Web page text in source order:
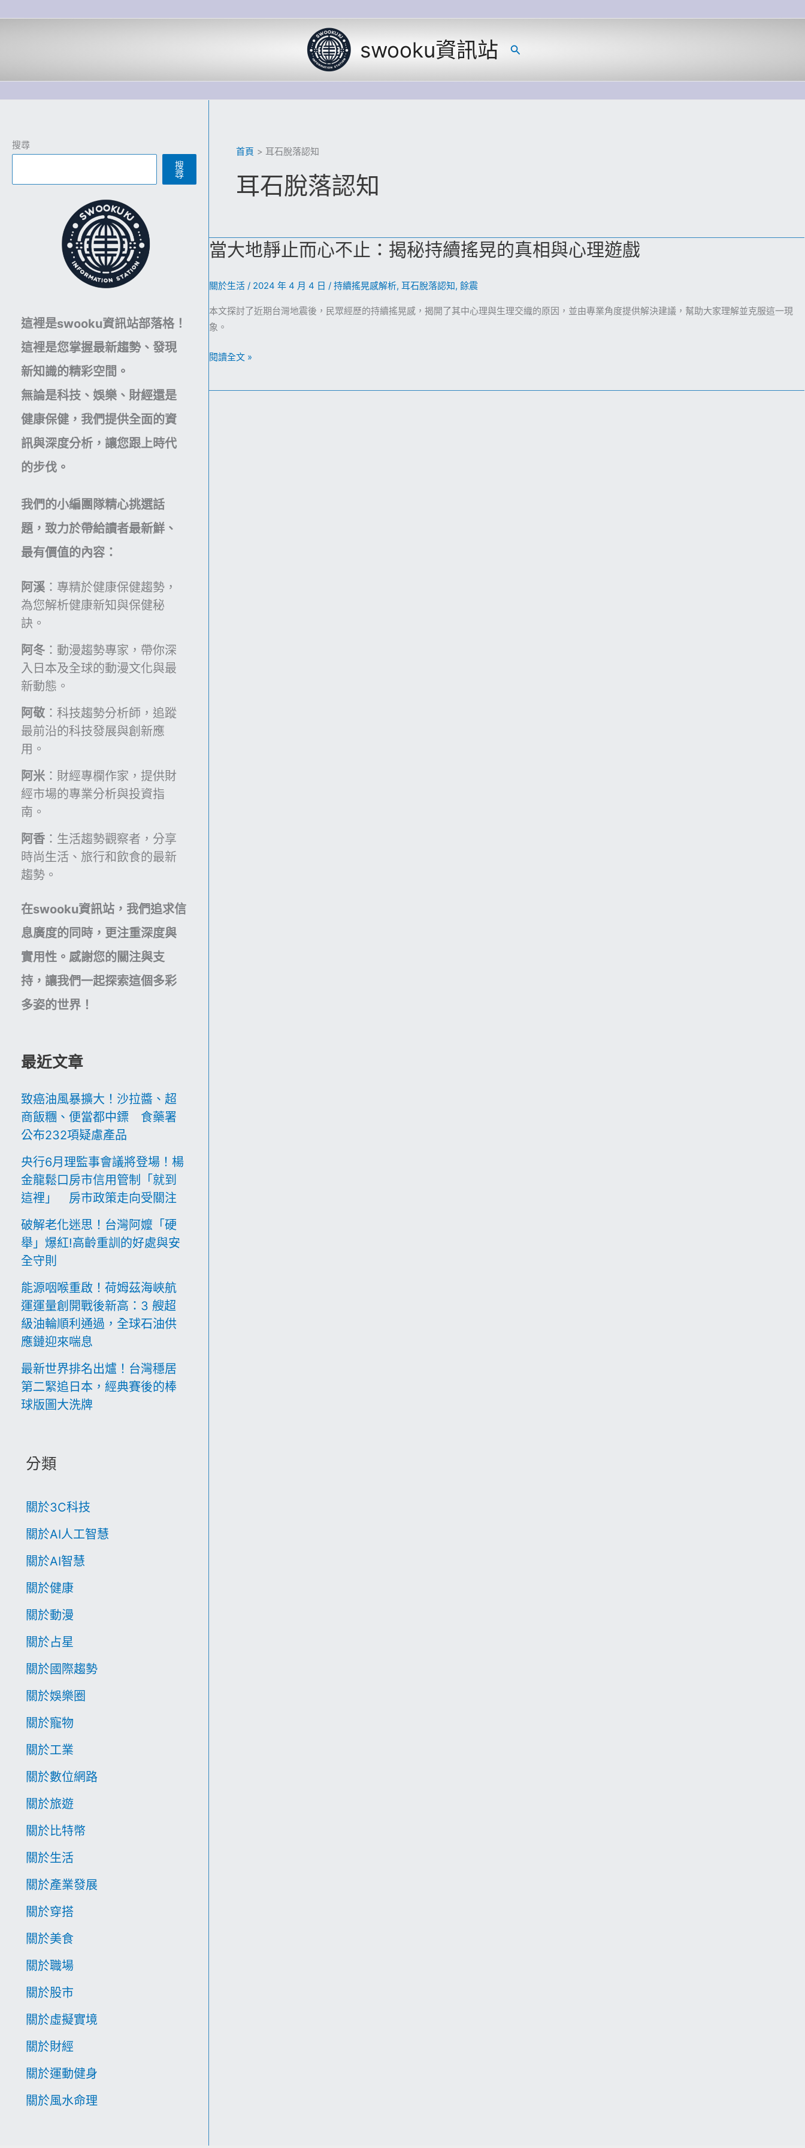
swooku資訊站
搜
搜尋
搜
尋
這裡是swooku資訊站部落格！
這裡是您掌握最新趨勢、發現
新知識的精彩空間。
無論是科技、娛樂、財經還是
健康保健，我們提供全面的資
訊與深度分析，讓您跟上時代
的步伐。
我們的小編團隊精心挑選話
題，致力於帶給讀者最新鮮、
最有價值的內容：
阿溪 ：專精於健康保健趨勢，
為您解析健康新知與保健秘
訣。
阿冬 ：動漫趨勢專家，帶你深
入日本及全球的動漫文化與最
新動態。
阿敬 ：科技趨勢分析師，追蹤
最前沿的科技發展與創新應
用。
阿米 ：財經專欄作家，提供財
經市場的專業分析與投資指
南。
阿香 ：生活趨勢觀察者，分享
時尚生活、旅行和飲食的最新
趨勢。
在swooku資訊站，我們追求信
息廣度的同時，更注重深度與
實用性。感謝您的關注與支
持，讓我們一起探索這個多彩
多姿的世界！
最近文章
致癌油風暴擴大！沙拉醬、超
商飯糰、便當都中鏢 食藥署
公布232項疑慮產品
央行6月理監事會議將登場！楊
金龍鬆口房市信用管制「就到
這裡」 房市政策走向受關注
破解老化迷思！台灣阿嬤「硬
舉」爆紅!高齡重訓的好處與安
全守則
能源咽喉重啟！荷姆茲海峽航
運運量創開戰後新高：3 艘超
級油輪順利通過，全球石油供
應鏈迎來喘息
最新世界排名出爐！台灣穩居
第二緊追日本，經典賽後的棒
球版圖大洗牌
分類
關於3C科技
關於AI人工智慧
關於AI智慧
關於健康
關於動漫
關於占星
關於國際趨勢
關於娛樂圈
關於寵物
關於工業
關於數位網路
關於旅遊
關於比特幣
關於生活
關於產業發展
關於穿搭
關於美食
關於職場
關於股市
關於虛擬實境
關於財經
關於運動健身
關於風水命理
首頁 耳石脫落認知
耳石脫落認知
當大地靜止而心不止：揭秘持續搖晃的真相與心理遊戲
關於生活 / 2024 年 4 月 4 日 /持續搖晃感解析,耳石脫落認知,餘震
本文探討了近期台灣地震後，民眾經歷的持續搖晃感，揭開了其中心理與生理交織的原因，並由專業角度提供解決建議，幫助大家理解並克服這一現
象。
當
地
閱讀全文 »